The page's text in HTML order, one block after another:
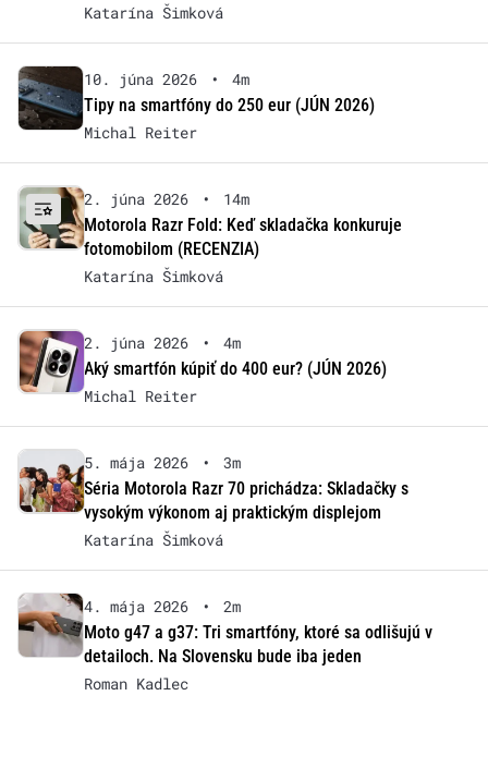
Katarína Šimková
10. júna 2026 •
4m
Tipy na smartfóny do 250 eur (JÚN 2026)
Michal Reiter
2. júna 2026 •
14m
Motorola Razr Fold: Keď skladačka konkuruje
fotomobilom (RECENZIA)
Katarína Šimková
2. júna 2026 •
4m
Aký smartfón kúpiť do 400 eur? (JÚN 2026)
Michal Reiter
5. mája 2026 •
3m
Séria Motorola Razr 70 prichádza: Skladačky s
vysokým výkonom aj praktickým displejom
Katarína Šimková
4. mája 2026 •
2m
Moto g47 a g37: Tri smartfóny, ktoré sa odlišujú v
detailoch. Na Slovensku bude iba jeden
Roman Kadlec